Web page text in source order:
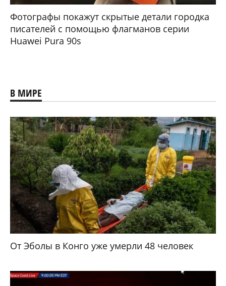
Фотографы покажут скрытые детали городка
писателей с помощью флагманов серии
Huawei Pura 90s
В МИРЕ
От Эболы в Конго уже умерли 48 человек